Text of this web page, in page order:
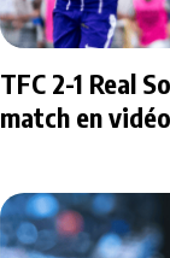
TFC 2-1 Real
match en